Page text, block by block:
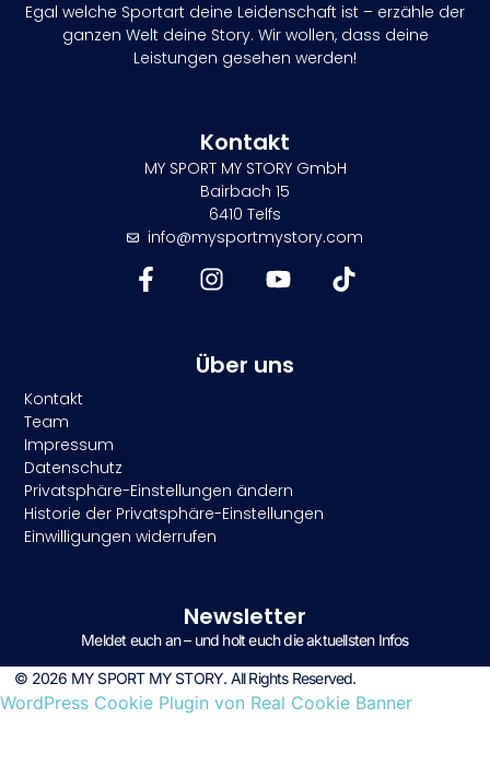
Egal welche Sportart deine Leidenschaft ist – erzähle der
ganzen Welt deine Story. Wir wollen, dass deine
Leistungen gesehen werden!
Kontakt
MY SPORT MY STORY GmbH
Bairbach 15
6410 Telfs
info@mysportmystory.com
Über uns
Kontakt
Team
Impressum
Datenschutz
Privatsphäre-Einstellungen ändern
Historie der Privatsphäre-Einstellungen
Einwilligungen widerrufen
Newsletter
Meldet euch an – und holt euch die aktuellsten Infos
© 2026 MY SPORT MY STORY. All Rights Reserved.
WordPress Cookie Plugin von Real Cookie Banner